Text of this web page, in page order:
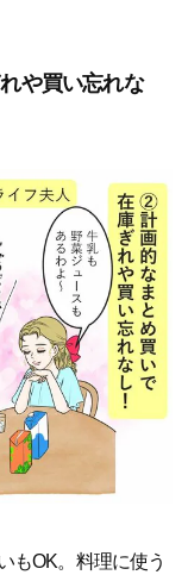
や買い忘れな
もOK。料理に使う